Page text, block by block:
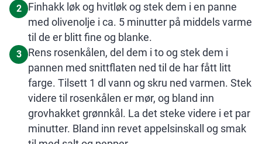
2
Finhakk løk og hvitløk og stek dem i en panne
med olivenolje i ca. 5 minutter på middels varme
til de er blitt fine og blanke.
3
Rens rosenkålen, del dem i to og stek dem i
pannen med snittflaten ned til de har fått litt
farge. Tilsett 1 dl vann og skru ned varmen. Stek
videre til rosenkålen er mør, og bland inn
grovhakket grønnkål. La det steke videre i et par
minutter. Bland inn revet appelsinskall og smak